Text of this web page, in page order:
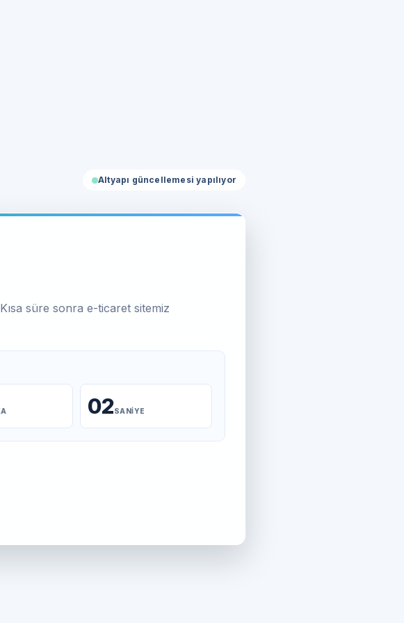
Altyapı güncellemesi yapılıyor
süre sonra e-ticaret sitemiz
02SANIYE